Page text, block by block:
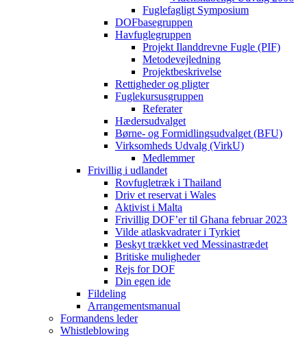
Fuglefagligt Symposium
DOFbasegruppen
Havfuglegruppen
Projekt Ilanddrevne Fugle (PIF)
Metodevejledning
Projektbeskrivelse
Rettigheder og pligter
Fuglekursusgruppen
Referater
Hædersudvalget
Børne- og Formidlingsudvalget (BFU)
Virksomheds Udvalg (VirkU)
Medlemmer
Frivillig i udlandet
Rovfugletræk i Thailand
Driv et reservat i Wales
Aktivist i Malta
Frivillig DOF’er til Ghana februar 2023
Vilde atlaskvadrater i Tyrkiet
Beskyt trækket ved Messinastrædet
Britiske muligheder
Rejs for DOF
Din egen ide
Fildeling
Arrangementsmanual
Formandens leder
Whistleblowing